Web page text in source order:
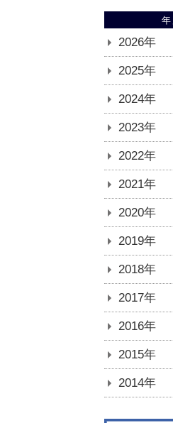
2026年
2025年
2024年
2023年
2022年
2021年
2020年
2019年
2018年
2017年
2016年
2015年
2014年